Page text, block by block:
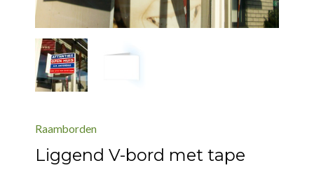
Raamborden
Liggend V-bord met tape